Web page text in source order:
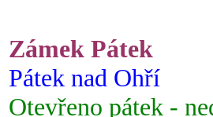
Zámek Pátek
Pátek nad Ohří
Otevřeno pátek -